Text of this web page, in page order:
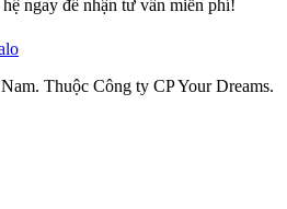
ngay để nhận tư vấn miễn phí!
Thuộc Công ty CP Your Dreams.